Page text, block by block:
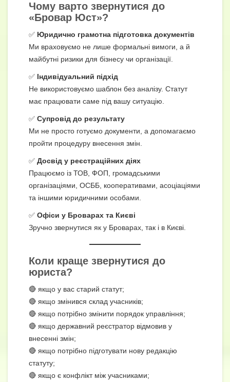
Чому варто звернутися до
«Бровар Юст»?
✅ Юридично грамотна підготовка документів
Ми враховуємо не лише формальні вимоги, а й
майбутні ризики для бізнесу чи організації.
✅ Індивідуальний підхід
Не використовуємо шаблон без аналізу. Статут
має працювати саме під вашу ситуацію.
✅ Супровід до результату
Ми не просто готуємо документи, а допомагаємо
пройти процедуру внесення змін.
✅ Досвід у реєстраційних діях
Працюємо із ТОВ, ФОП, громадськими
організаціями, ОСББ, кооперативами, асоціаціями
та іншими юридичними особами.
✅ Офіси у Броварах та Києві
Зручно звернутися як у Броварах, так і в Києві.
Коли краще звернутися до
юриста?
🔴 якщо у вас старий статут;
🔴 якщо змінився склад учасників;
🔴 якщо потрібно змінити порядок управління;
🔴 якщо державний реєстратор відмовив у
внесенні змін;
🔴 якщо потрібно підготувати нову редакцію
статуту;
🔴 якщо є конфлікт між учасниками;